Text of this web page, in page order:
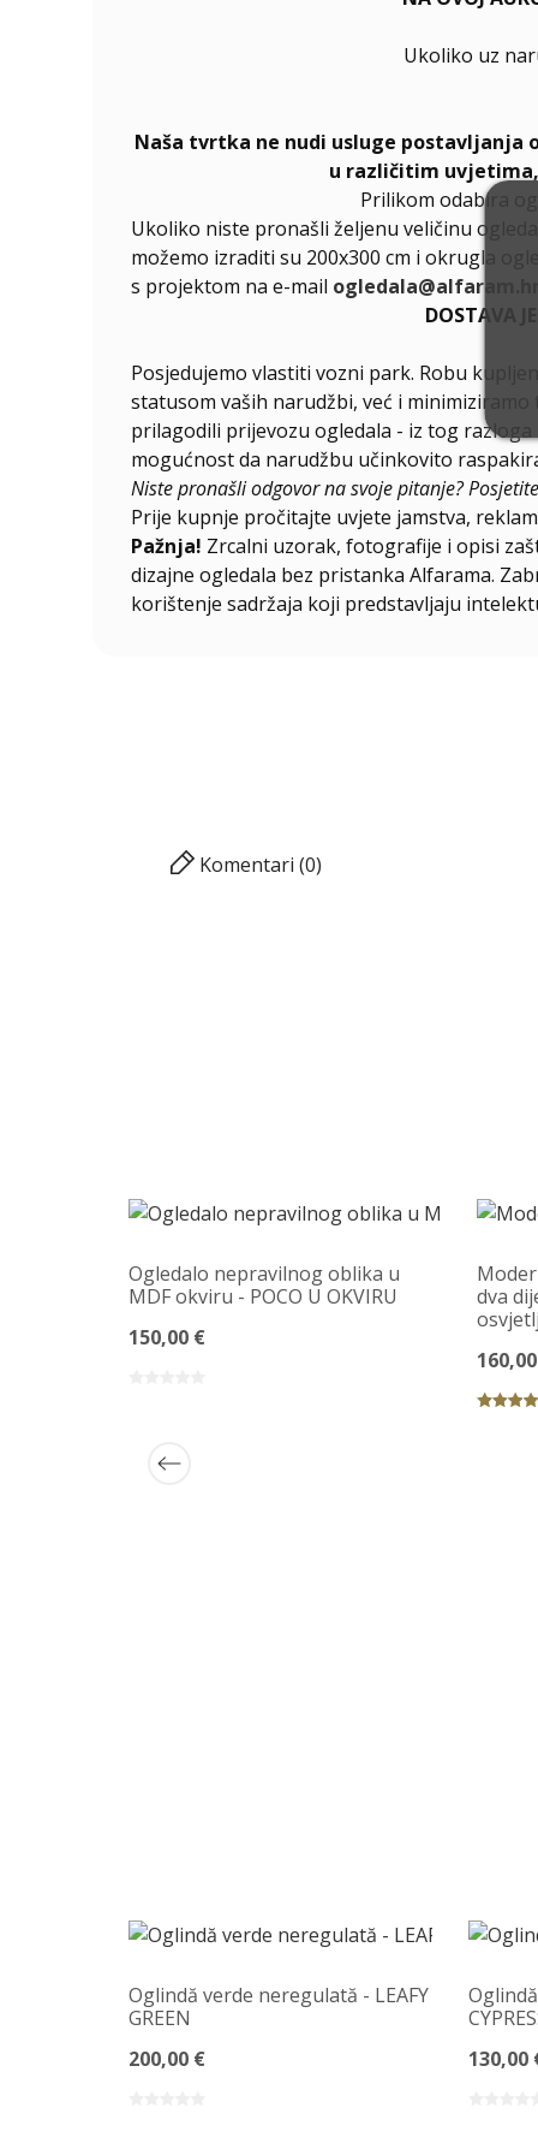
Ukoliko uz
Naša tvrtka ne nudi usluge postavljanja
u različitim
Prilikom odabira
Ukoliko niste pronašli željenu veličinu
možemo izraditi su 200x300 cm i okrugla
s projektom na e-mail ogledala@alfaram.hr
DOSTAVA
Posjedujemo vlastiti vozni park. Robu
statusom vaših narudžbi, već i
prilagodili prijevozu ogledala - iz tog
mogućnost da narudžbu učinkovito
Niste pronašli odgovor na svoje pitanje?
Prije kupnje pročitajte uvjete jamstva,
Pažnja! Zrcalni uzorak, fotografije i opisi
dizajne ogledala bez pristanka Alfarama.
korištenje sadržaja koji predstavljaju
Komentari (0)
Ogledalo nepravilnog oblika u
MDF okviru - POCO U OKVIRU
150,00 €
dva
Oglindă verde neregulată - LEAFY
GREEN
200,00 €
130,00